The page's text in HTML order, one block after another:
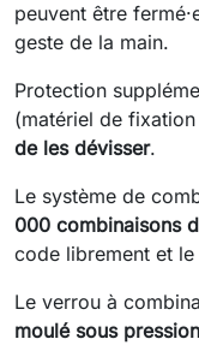
peuvent être
geste de la main.
Protection
(matériel de
de les dévisser.
Le système de
000 combinaisons
code librement et
Le verrou à
moulé sous